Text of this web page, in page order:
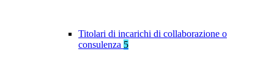
Titolari di incarichi di collaborazione o
consulenza 5